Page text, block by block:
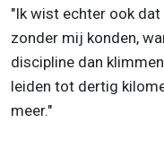
"Ik wist echter ook
zonder mij konden,
discipline dan
leiden tot dertig
meer."